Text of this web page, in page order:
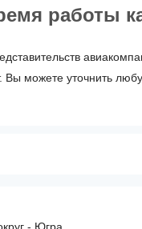
работы
Вы можете уточнить